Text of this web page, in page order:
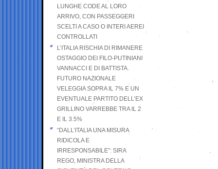
LUNGHE CODE AL LORO
ARRIVO, CON PASSEGGERI
SCELTI A CASO O INTERI AEREI
CONTROLLATI
L’ITALIA RISCHIA DI RIMANERE
OSTAGGIO DEI FILO-PUTINIANI
VANNACCI E DI BATTISTA.
FUTURO NAZIONALE
VELEGGIA SOPRA IL 7% E UN
EVENTUALE PARTITO DELL’EX
GRILLINO VARREBBE TRA IL 2
E IL 3.5%
“DALL’ITALIA UNA MISURA
RIDICOLA E
IRRESPONSABILE”: SIRA
REGO, MINISTRA DELLA